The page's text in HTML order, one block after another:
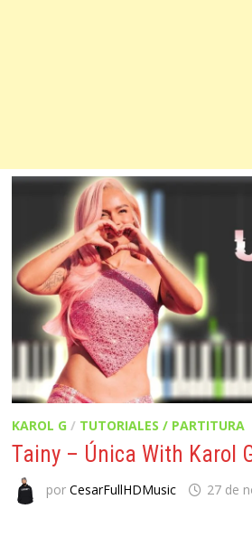
KAROL G / TUTORIALES / PARTITURA
Tainy – Única With Karol
porCesarFullHDMusic 27 de